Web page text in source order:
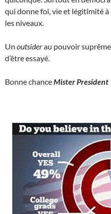
qui donne foi, vie et légitimité à
les niveaux.
Un outsiderau pouvoir
d’être essayé.
Bonne chanceMister President